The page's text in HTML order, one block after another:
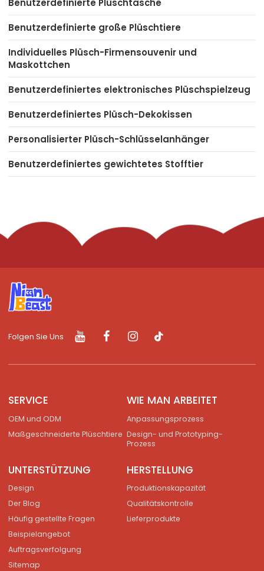
Benutzerdefinierte Plüschtasche
Benutzerdefinierte große Plüschtiere
Individuelles Plüsch-Firmensouvenir und
Maskottchen
Benutzerdefiniertes elektronisches Plüschspielzeug
Benutzerdefiniertes Plüsch-Dekokissen
Personalisierter Plüsch-Schlüsselanhänger
Benutzerdefiniertes gewichtetes Stofftier
Folgen Sie Uns
SERVICE
OEM und ODM
Maßgeschneiderte Plüschtiere
WIE MAN ARBEITET
Anpassungsprozess
Design- und Prototyping-
Prozess
UNTERSTÜTZUNG
Design
Der Blog
Häufig gestellte Fragen
Beispielangebot
Auftragsverfolgung
Sitemap
HERSTELLUNG
Produktionskapazität
Qualitätskontrolle
Lieferprodukte